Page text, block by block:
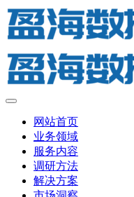
网站首页
业务领域
服务内容
调研方法
解决方案